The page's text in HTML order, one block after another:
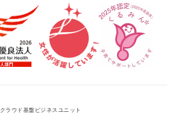
クラウド基盤ビジネスユニット